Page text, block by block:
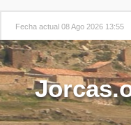
Fecha actual 08 Ago 2026 13:55